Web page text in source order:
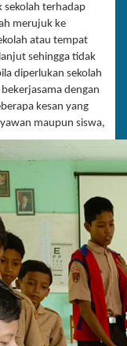
sekolah terhadap
merujuk ke
atau tempat
sehingga tidak
diperlukan sekolah
dengan
kesan yang
maupun siswa,